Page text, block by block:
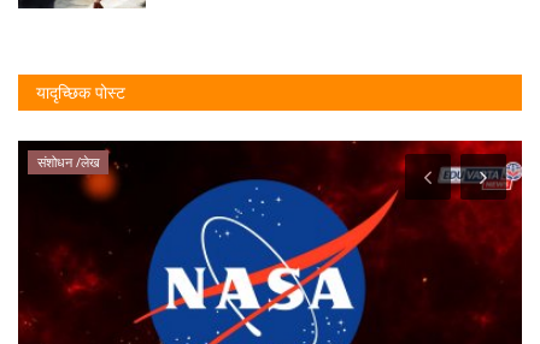
यादृच्छिक पोस्ट
संशोधन /लेख